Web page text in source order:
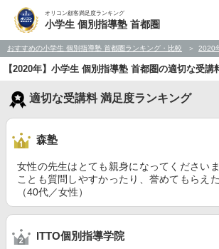
オリコン顧客満足度ランキング
小学生 個別指導塾 首都圏
おすすめの小学生 個別指導塾 首都圏ランキング・比較 2020
【2020年】小学生 個別指導塾 首都圏の適切な受
適切な受講料 満足度ランキング
森塾
女性の先生はとても親身になってください
ことも質問しやすかったり、誉めてもらえ
（40代／女性）
ITTO個別指導学院